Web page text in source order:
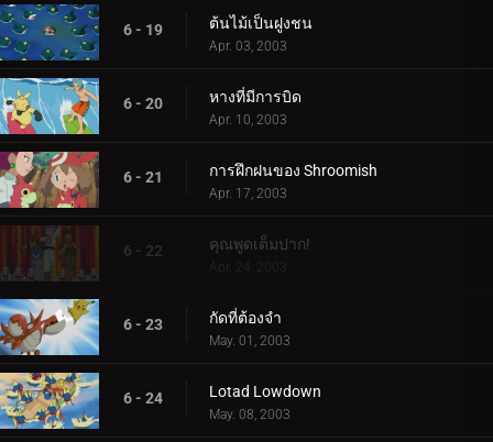
6 - 19 ต้นไม้เป็นฝูงชน
Apr. 03, 2003
6 - 20 หางที่มีการบิด
Apr. 10, 2003
6 - 21 การฝึกฝนของ Shroomish
Apr. 17, 2003
6 - 22 คุณพูดเต็มปาก!
Apr. 24, 2003
6 - 23 กัดที่ต้องจำ
May. 01, 2003
6 - 24 Lotad Lowdown
May. 08, 2003